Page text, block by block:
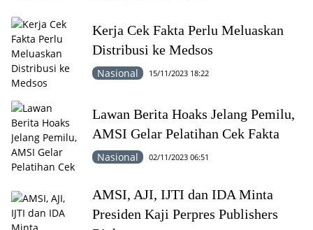
Kerja Cek Fakta Perlu Meluaskan
Distribusi ke Medsos
Nasional 15/11/2023 18:22
Lawan Berita Hoaks Jelang Pemilu,
AMSI Gelar Pelatihan Cek Fakta
Nasional 02/11/2023 06:51
AMSI, AJI, IJTI dan IDA Minta
Presiden Kaji Perpres Publishers